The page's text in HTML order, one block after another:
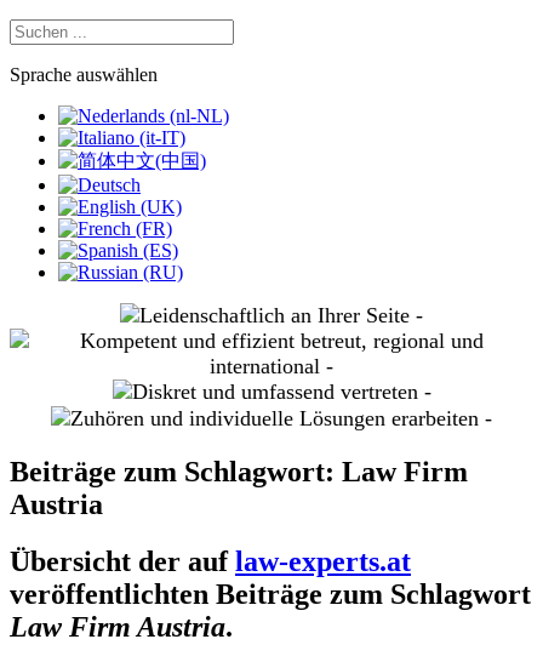
Sprache auswählen
slide
slide
5
Beiträge zum Schlagwort: Law Firm
Austria
Übersicht der auflaw-experts.at
veröffentlichten Beiträge zum Schlagwort
Law Firm Austria.